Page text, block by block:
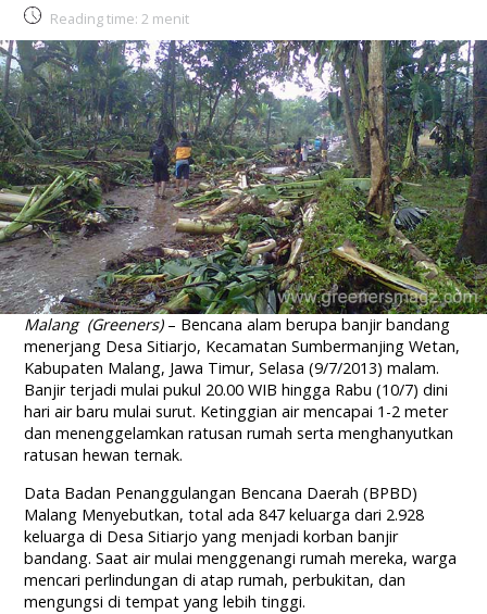
Reading time: 2 menit
Malang (Greeners)– Bencana alam berupa banjir bandang
menerjang Desa Sitiarjo, Kecamatan Sumbermanjing Wetan,
Kabupaten Malang, Jawa Timur, Selasa (9/7/2013) malam.
Banjir terjadi mulai pukul 20.00 WIB hingga Rabu (10/7) dini
hari air baru mulai surut. Ketinggian air mencapai 1-2 meter
dan menenggelamkan ratusan rumah serta menghanyutkan
ratusan hewan ternak.
Data Badan Penanggulangan Bencana Daerah (BPBD)
Malang Menyebutkan, total ada 847 keluarga dari 2.928
keluarga di Desa Sitiarjo yang menjadi korban banjir
bandang. Saat air mulai menggenangi rumah mereka, warga
mencari perlindungan di atap rumah, perbukitan, dan
mengungsi di tempat yang lebih tinggi.